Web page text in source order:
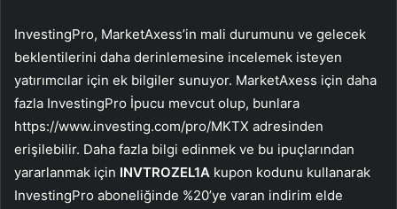
InvestingPro, MarketAxess’in mali durumunu ve gelecek
beklentilerini daha derinlemesine incelemek isteyen
yatırımcılar için ek bilgiler sunuyor. MarketAxess için daha
fazla InvestingPro İpucu mevcut olup, bunlara
https://www.investing.com/pro/MKTX adresinden
erişilebilir. Daha fazla bilgi edinmek ve bu ipuçlarından
yararlanmak için INVTROZEL1A kupon kodunu kullanarak
InvestingPro aboneliğinde %20’ye varan indirim elde